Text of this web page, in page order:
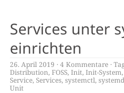
Services unter
einrichten
26. April 2019 4 Kommentare
Distribution, FOSS, Init, Init-System,
Service, Services, systemctl, systemd
Unit